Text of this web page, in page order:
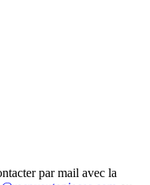
par mail avec la